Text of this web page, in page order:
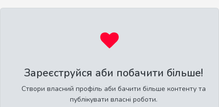
Зареєструйся аби побачити більше!
Створи власний профіль аби бачити більше контенту та
публікувати власні роботи.